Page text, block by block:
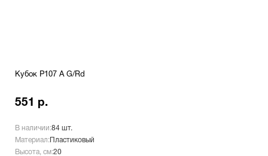
Кубок P107 A G/Rd
551 р.
В наличии:84 шт.
Материал: Пластиковый
Высота, см:20